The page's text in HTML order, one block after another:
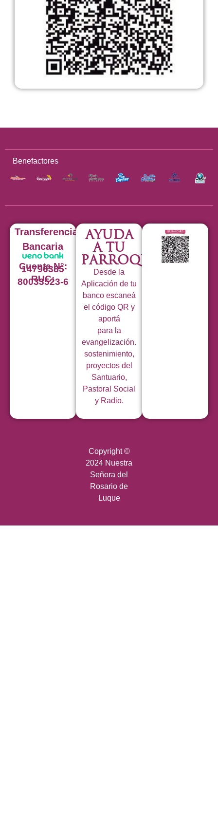
Benefactores
Transferencia
Bancaria
Cuenta N°:
14796385
RUC:
80033523-6
Ayuda
a tu
Parroquia
Desde la
Aplicación de tu
banco escaneá
el código QR y
aportá
para la
evangelización.
sostenimiento,
proyectos del
Santuario,
Pastoral Social
y Radio.
Copyright ©
2024 Nuestra
Señora del
Rosario de
Luque